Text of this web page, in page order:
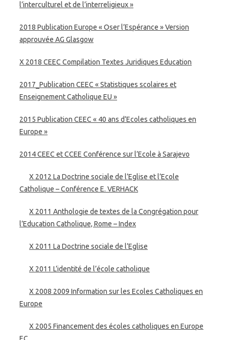
l’interculturel et de l’interreligieux »
2018 Publication Europe « Oser l’Espérance » Version
approuvée AG Glasgow
X 2018 CEEC Compilation Textes Juridiques Education
2017_Publication CEEC « Statistiques scolaires et
Enseignement Catholique EU »
2015 Publication CEEC « 40 ans d’Ecoles catholiques en
Europe »
2014 CEEC et CCEE Conférence sur l’Ecole à Sarajevo
X 2012 La Doctrine sociale de l’Eglise et l’Ecole
Catholique – Conférence E. VERHACK
X 2011 Anthologie de textes de la Congrégation pour
l’Education Catholique, Rome – Index
X 2011 La Doctrine sociale de l’Eglise
X 2011 L’identité de l’école catholique
X 2008 2009 Information sur les Ecoles Catholiques en
Europe
X 2005 Financement des écoles catholiques en Europe